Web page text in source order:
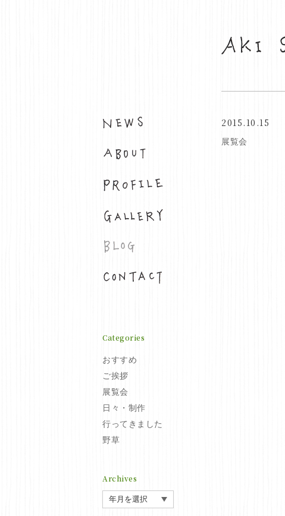
Categories
おすすめ
ご挨拶
展覧会
日々・制作
行ってきました
野草
Archives
2015.10.15
展覧会